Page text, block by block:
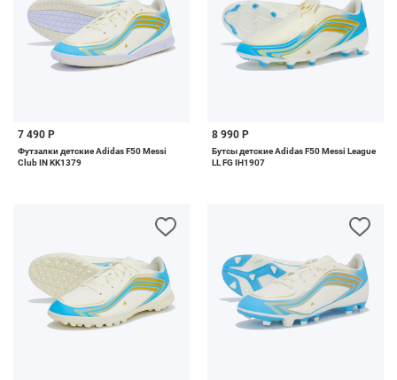
7 490 Р
Футзалки детские Adidas F50 Messi
Club IN KK1379
8 990 Р
Бутсы детские Adidas F50 Messi League
LL FG IH1907